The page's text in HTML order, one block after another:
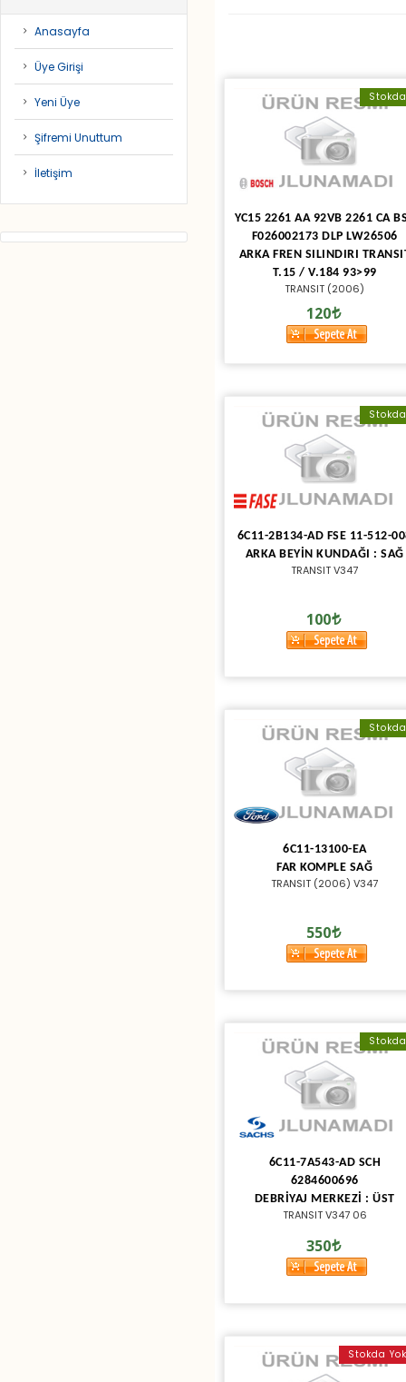
Anasayfa
Üye Girişi
Yeni Üye
Şifremi Unuttum
İletişim
Stokda
YC15 2261 AA 92VB 2261 CA
F026002173 DLP LW26506
ARKA FREN SILINDIRI
T.15 / V.184 93>99
TRANSIT (2006)
120
Stokda
6C11-2B134-AD FSE 11-512-
ARKA BEYİN KUNDAĞI : SAĞ
TRANSIT V347
100
Stokda
6C11-13100-EA
FAR KOMPLE SAĞ
TRANSIT (2006) V347
550
Stokda
6C11-7A543-AD SCH
6284600696
DEBRİYAJ MERKEZİ : ÜST
TRANSIT V347 06
350
Stokda Yok